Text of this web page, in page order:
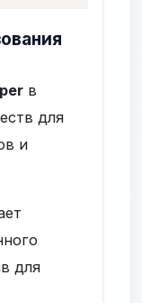
в
для
и
для